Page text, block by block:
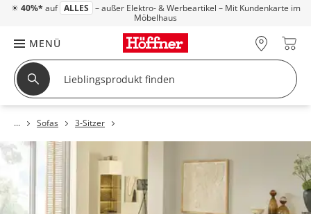
☀ 40%* auf ALLES – außer Elektro- & Werbeartikel – Mit Kundenkarte im
Möbelhaus
MENÜ
Sofas 3-Sitzer